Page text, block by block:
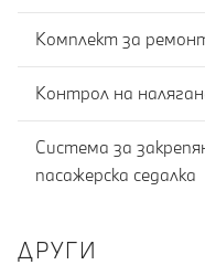
Комплект за
Контрол на
Система за
пасажерска седалка
ДРУГИ